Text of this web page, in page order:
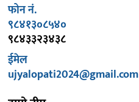
फोन नं.
९८४१३०८५४०
९८४३३२३४३८
ईमेल
ujyalopati2024@gmail.com